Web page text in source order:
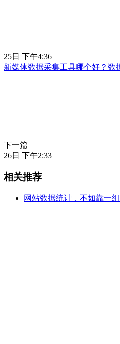
25日 下午4:36
新媒体数据采集工具哪个好？数
下一篇
26日 下午2:33
相关推荐
网站数据统计，不如靠一